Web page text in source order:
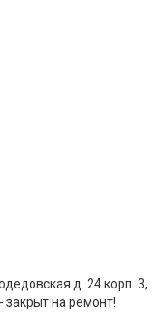
д. 24 корп. 3,
на ремонт!